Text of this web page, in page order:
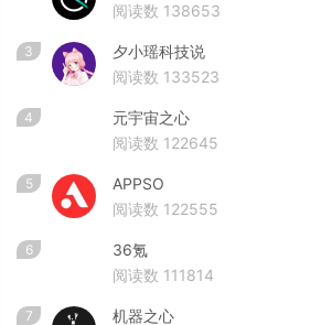
阅读数 138653
3
夕小瑶科技说
阅读数 133523
4
元宇宙之心
阅读数 122645
5
APPSO
阅读数 122555
6
36氪
阅读数 111814
7
机器之心